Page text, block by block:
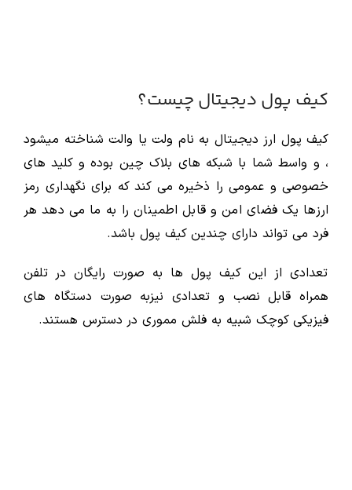
کیف پول دیجیتال چیست؟
کیف پول ارز دیجیتال به نام ولت یا والت شناخته میشود
، و واسط شما با شبکه های بلاک چین بوده و کلید های
خصوصی و عمومی را ذخیره می کند که برای نگهداری رمز
ارزها یک فضای امن و قابل اطمینان را به ما می دهد هر
فرد می تواند دارای چندین کیف پول باشد.
تعدادی از این کیف پول ها به صورت رایگان در تلفن
همراه قابل نصب و تعدادی نیزبه صورت دستگاه های
فیزیکی کوچک شبیه به فلش مموری در دسترس هستند.